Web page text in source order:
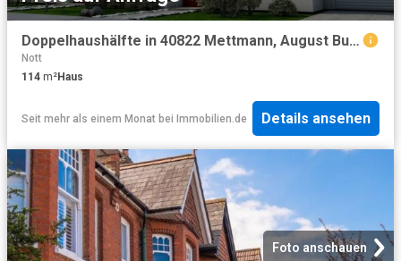
Doppelhaushälfte in 40822 Mettmann, August Burberg Str
Nott
114 m²Haus
Seit mehr als einem Monat bei Immobilien.de Details ansehen
Foto anschauen